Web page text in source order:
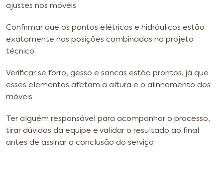
ajustes nos móveis
Confirmar que os pontos elétricos e hidráulicos estão
exatamente nas posições combinadas no projeto
técnico
Verificar se forro, gesso e sancas estão prontos, já que
esses elementos afetam a altura e o alinhamento dos
móveis
Ter alguém responsável para acompanhar o processo,
tirar dúvidas da equipe e validar o resultado ao final
antes de assinar a conclusão do serviço